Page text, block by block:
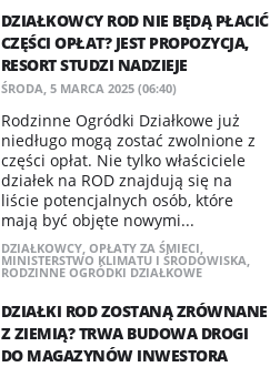
DZIAŁKOWCY ROD NIE BĘDĄ PŁACIĆ
CZĘŚCI OPŁAT? JEST PROPOZYCJA,
RESORT STUDZI NADZIEJE
ŚRODA, 5 MARCA 2025 (06:40)
Rodzinne Ogródki Działkowe już
niedługo mogą zostać zwolnione z
części opłat. Nie tylko właściciele
działek na ROD znajdują się na
liście potencjalnych osób, które
mają być objęte nowymi...
DZIAŁKOWCY, OPŁATY ZA ŚMIECI,
MINISTERSTWO KLIMATU I ŚRODOWISKA,
RODZINNE OGRÓDKI DZIAŁKOWE
DZIAŁKI ROD ZOSTANĄ ZRÓWNANE
Z ZIEMIĄ? TRWA BUDOWA DROGI
DO MAGAZYNÓW INWESTORA